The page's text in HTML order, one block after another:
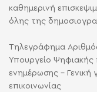
καθημερινή
όλης της
Τηλεγράφημα
Υπουργείο Ψηφιακής
ενημέρωσης - Γενική
επικοινωνίας